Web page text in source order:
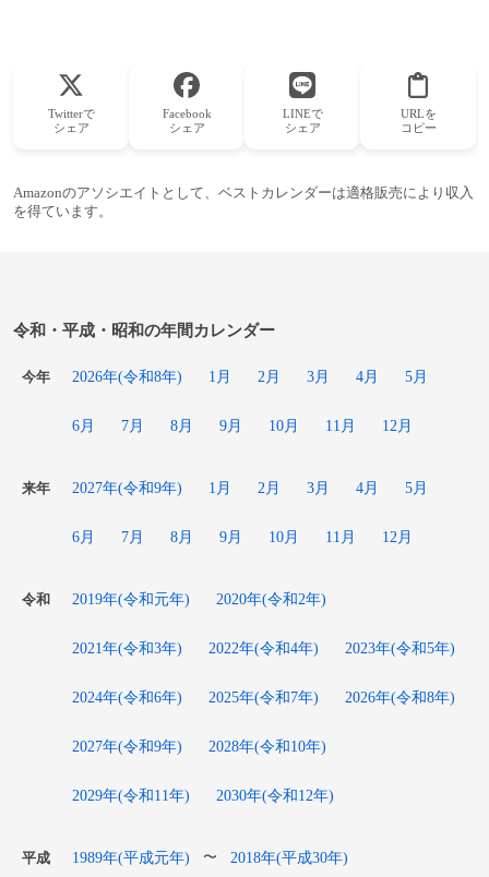
Twitterで
シェア
Facebook
シェア
LINEで
シェア
URLを
コピー
Amazonのアソシエイトとして、ベストカレンダーは適格販売により収入
を得ています。
令和・平成・昭和の年間カレンダー
今年 2026年(令和8年) 1月 2月 3月 4月 5月
6月 7月 8月 9月 10月 11月 12月
来年 2027年(令和9年) 1月 2月 3月 4月 5月
6月 7月 8月 9月 10月 11月 12月
令和 2019年(令和元年) 2020年(令和2年)
2021年(令和3年) 2022年(令和4年) 2023年(令和5年)
2024年(令和6年) 2025年(令和7年) 2026年(令和8年)
2027年(令和9年) 2028年(令和10年)
2029年(令和11年) 2030年(令和12年)
平成 1989年(平成元年) 〜 2018年(平成30年)